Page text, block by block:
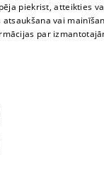
teikt Olgai,
piekrist, atteikties
vai
par